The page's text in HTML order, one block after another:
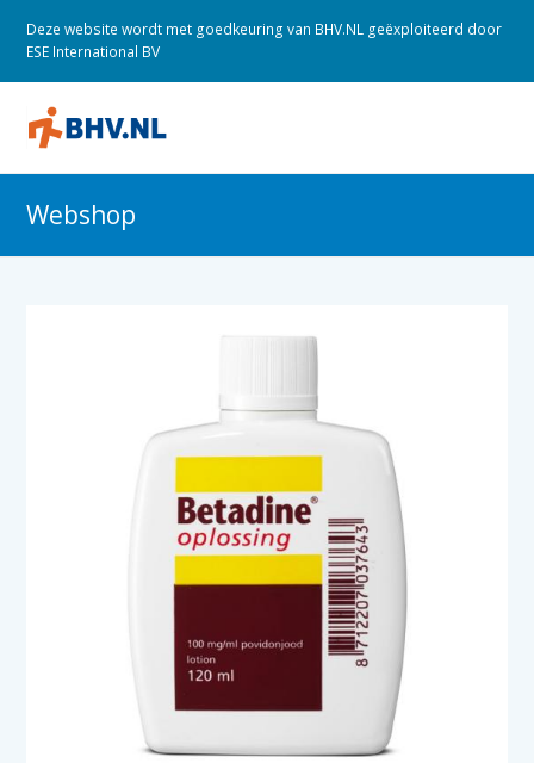
Deze website wordt met goedkeuring van BHV.NL geëxploiteerd door
ESE International BV
Webshop